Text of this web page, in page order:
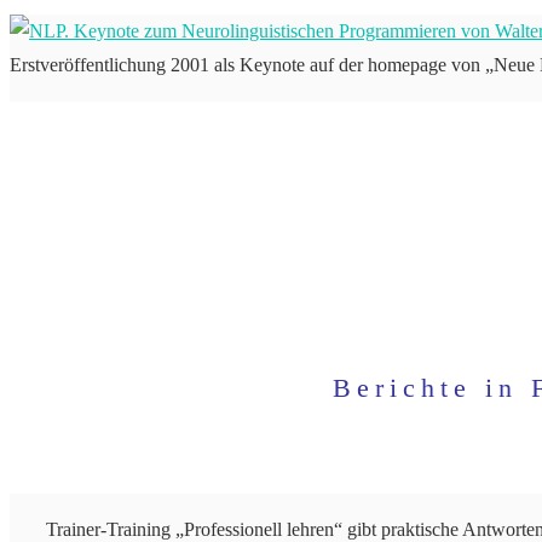
Erstveröffentlichung 2001 als Keynote auf der homepage von
Berichte in
Trainer-Training „Professionell lehren“ gibt praktische